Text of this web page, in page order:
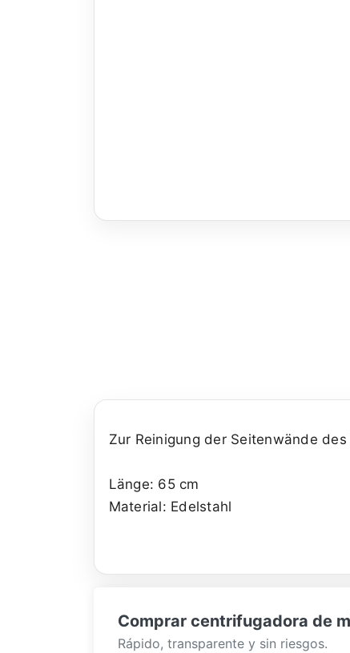
Zur Reinigung der Seitenwände
Länge: 65 cm
Material: Edelstahl
Comprar centrifugadora de
Rápido, transparente y sin riesgos.